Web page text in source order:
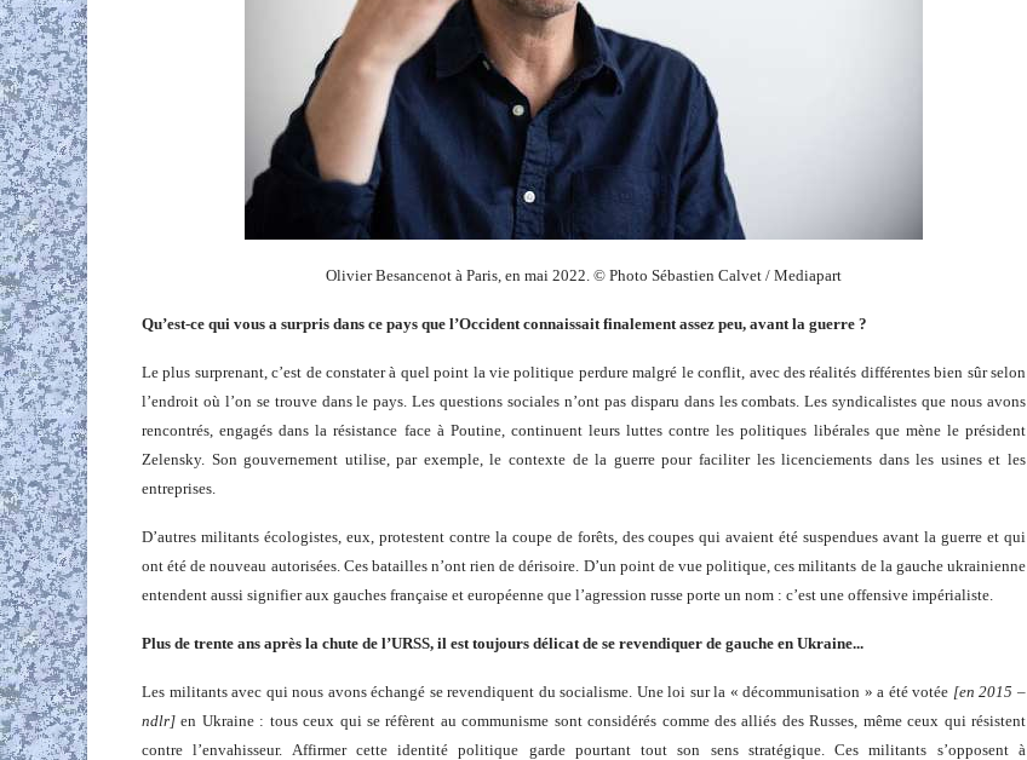
Olivier Besancenot à Paris, en mai 2022. © Photo Sébastien Calvet / Mediapart
Qu’est-ce qui vous a surpris dans ce pays que l’Occident connaissait finalement assez peu, avant la guerre ?
Le plus surprenant, c’est de constater à quel point la vie politique perdure malgré le conflit, avec des réalités différentes bien sûr selon
l’endroit où l’on se trouve dans le pays. Les questions sociales n’ont pas disparu dans les combats. Les syndicalistes que nous avons
rencontrés, engagés dans la résistance face à Poutine, continuent leurs luttes contre les politiques libérales que mène le président
Zelensky. Son gouvernement utilise, par exemple, le contexte de la guerre pour faciliter les licenciements dans les usines et les
entreprises.
D’autres militants écologistes, eux, protestent contre la coupe de forêts, des coupes qui avaient été suspendues avant la guerre et qui
ont été de nouveau autorisées. Ces batailles n’ont rien de dérisoire. D’un point de vue politique, ces militants de la gauche ukrainienne
entendent aussi signifier aux gauches française et européenne que l’agression russe porte un nom : c’est une offensive impérialiste.
Plus de trente ans après la chute de l’URSS, il est toujours délicat de se revendiquer de gauche en Ukraine...
Les militants avec qui nous avons échangé se revendiquent du socialisme. Une loi sur la « décommunisation » a été votée [en 2015 –
ndlr]en Ukraine : tous ceux qui se réfèrent au communisme sont considérés comme des alliés des Russes, même ceux qui résistent
contre l’envahisseur. Affirmer cette identité politique garde pourtant tout son sens stratégique. Ces militants s’opposent à